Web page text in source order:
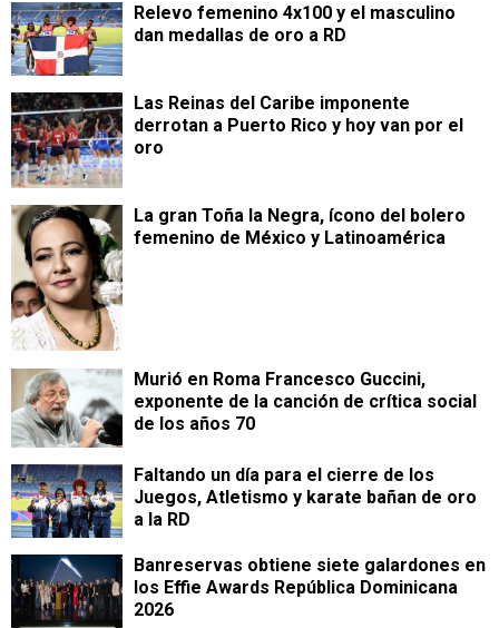
Relevo femenino 4x100 y el masculino
dan medallas de oro a RD
Las Reinas del Caribe imponente
derrotan a Puerto Rico y hoy van por el
oro
La gran Toña la Negra, ícono del bolero
femenino de México y Latinoamérica
Murió en Roma Francesco Guccini,
exponente de la canción de crítica social
de los años 70
Faltando un día para el cierre de los
Juegos, Atletismo y karate bañan de oro
a la RD
Banreservas obtiene siete galardones en
los Effie Awards República Dominicana
2026